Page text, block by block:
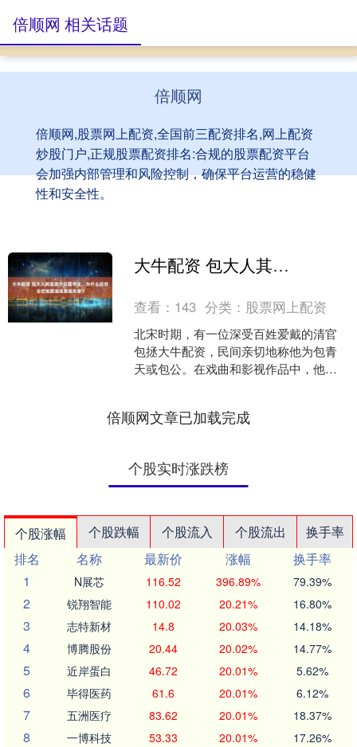
倍顺网
倍顺网,股票网上配资,全国前三配资排名,网上配资
炒股门户,正规股票配资排名:合规的股票配资平台
会加强内部管理和风险控制，确保平台运营的稳健
性和安全性。
倍顺网 相关话题
大牛配资 包大人其实是个白面书生，为什么后世会把他塑造成黑脸形象？
查看： 143 分类： 股票网上配资
北宋时期，有一位深受百姓爱戴的清官
包拯大牛配资，民间亲切地称他为包青
天或包公。在戏曲和影视作品中，他总
倍顺网文章已加载完成
个股实时涨跌榜
个股涨幅 个股跌幅 个股流入 个股流出
换手率
排名
名称 最新价 涨幅
换手率
1
N展芯 116.52 396.89% 79.39%
2 锐翔智能 110.02 20.21% 16.80%
3 志特新材 14.8 20.03% 14.18%
4 博腾股份 20.44 20.02% 14.77%
5 近岸蛋白 46.72 20.01% 5.62%
6 毕得医药 61.6 20.01% 6.12%
7 五洲医疗 83.62 20.01% 18.37%
8 一博科技 53.33 20.01% 17.26%